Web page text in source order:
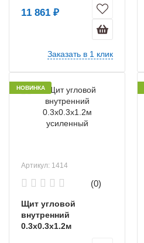
11 861 ₽
Заказать в 1 клик
НОВИНКА
Артикул: 1414
(0)
Щит угловой
внутренний
0.3х0.3х1.2м